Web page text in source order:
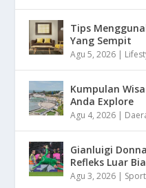
Tips
Yang Sempit
Agu 5, 2026 |
Kumpulan
Anda Explore
Agu 4, 2026 |
Gianluigi
Refleks Luar
Agu 3, 2026 |